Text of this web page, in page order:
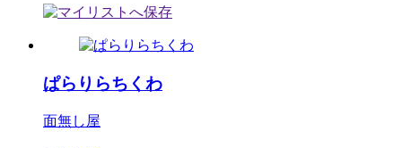
ぱらりらちくわ
面無し屋